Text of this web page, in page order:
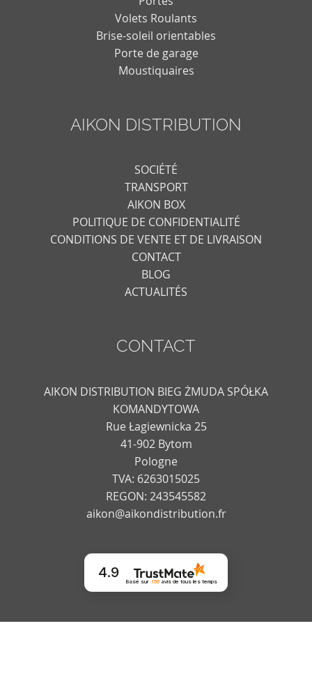
Volets Roulants
Brise-soleil orientables
Porte de garage
Moustiquaires
AIKON DISTRIBUTION
SOCIÉTÉ
TRANSPORT
AIKON BOX
POLITIQUE DE CONFIDENTIALITÉ
CONDITIONS DE VENTE ET DE LIVRAISON
CONTACT
BLOG
ACTUALITÉS
CONTACT
AIKON DISTRIBUTION BIEG ŻMUDA SPÓŁKA
KOMANDYTOWA
Rue Łagiewnicka 25
41-902 Bytom
Pologne
TVA: 6263015025
REGON: 243545582
aikon@aikondistribution.fr
4.9
Basé sur 156avis de tous les temps